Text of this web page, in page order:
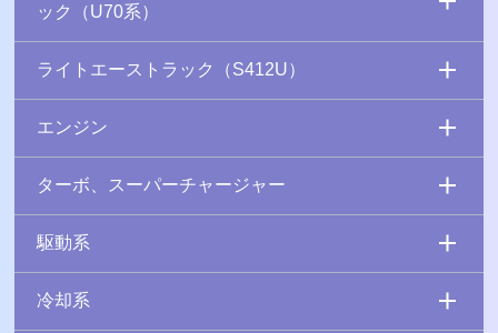
ック（U70系）
ライトエーストラック（S412U）
エンジン
ターボ、スーパーチャージャー
駆動系
冷却系